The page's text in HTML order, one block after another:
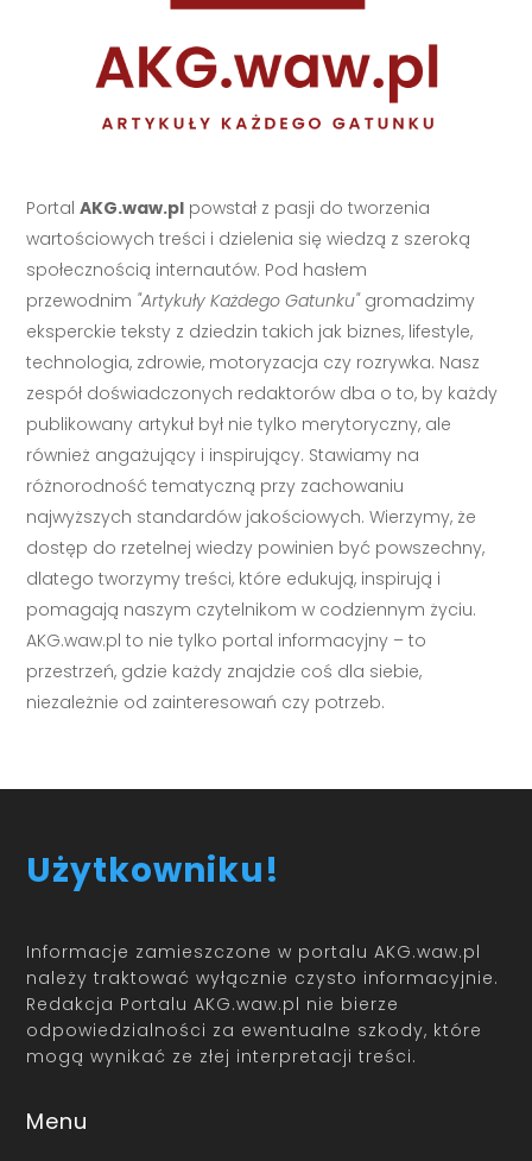
PortalAKG.waw.pl powstał z pasji do tworzenia
wartościowych treści i dzielenia się wiedzą z szeroką
społecznością internautów. Pod hasłem
przewodnim "Artykuły Każdego Gatunku"gromadzimy
eksperckie teksty z dziedzin takich jak biznes, lifestyle,
technologia, zdrowie, motoryzacja czy rozrywka. Nasz
zespół doświadczonych redaktorów dba o to, by każdy
publikowany artykuł był nie tylko merytoryczny, ale
również angażujący i inspirujący. Stawiamy na
różnorodność tematyczną przy zachowaniu
najwyższych standardów jakościowych. Wierzymy, że
dostęp do rzetelnej wiedzy powinien być powszechny,
dlatego tworzymy treści, które edukują, inspirują i
pomagają naszym czytelnikom w codziennym życiu.
AKG.waw.pl to nie tylko portal informacyjny – to
przestrzeń, gdzie każdy znajdzie coś dla siebie,
niezależnie od zainteresowań czy potrzeb.
Użytkowniku!
Informacje zamieszczone w portalu AKG.waw.pl
należy traktować wyłącznie czysto informacyjnie.
Redakcja Portalu AKG.waw.pl nie bierze
odpowiedzialności za ewentualne szkody, które
mogą wynikać ze złej interpretacji treści.
Menu